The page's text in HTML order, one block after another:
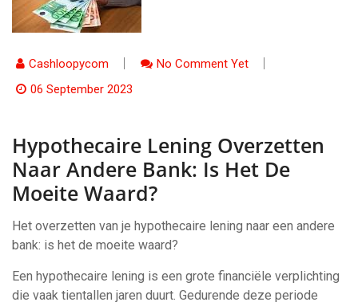
Cashloopycom
No Comment Yet
06 September 2023
Hypothecaire Lening Overzetten
Naar Andere Bank: Is Het De
Moeite Waard?
Het overzetten van je hypothecaire lening naar een andere
bank: is het de moeite waard?
Een hypothecaire lening is een grote financiële verplichting
die vaak tientallen jaren duurt. Gedurende deze periode